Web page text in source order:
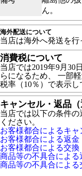
ん。
海外配送について
当店は海外へ発送を行
消費税について
当店では2019年9月30
らになるため、 一部
税率（10％）で表示し
キャンセル・返品
当店では以下の条件
ください。
お客様都合によるキャ
お客様都合による返金
お客様都合による交換
商品等の不具合による
商品等の不具合による